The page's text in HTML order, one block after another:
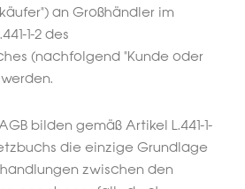
an Großhändler im
1-2 des
(nachfolgend "Kunde oder
bilden gemäß Artikel L.441-1-
die einzige Grundlage
zwischen den